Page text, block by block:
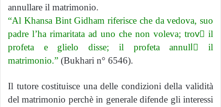
annullare il matrimonio.
“Al Khansa Bint Gidham riferisce che da vedova, suo
padre l’ha rimaritata ad uno che non voleva; trovٍ il
profeta e glielo disse; il profeta annullٍ il
matrimonio.” (Bukhari n° 6546).
Il tutore costituisce una delle condizioni della validità
del matrimonio perchè in generale difende gli interessi